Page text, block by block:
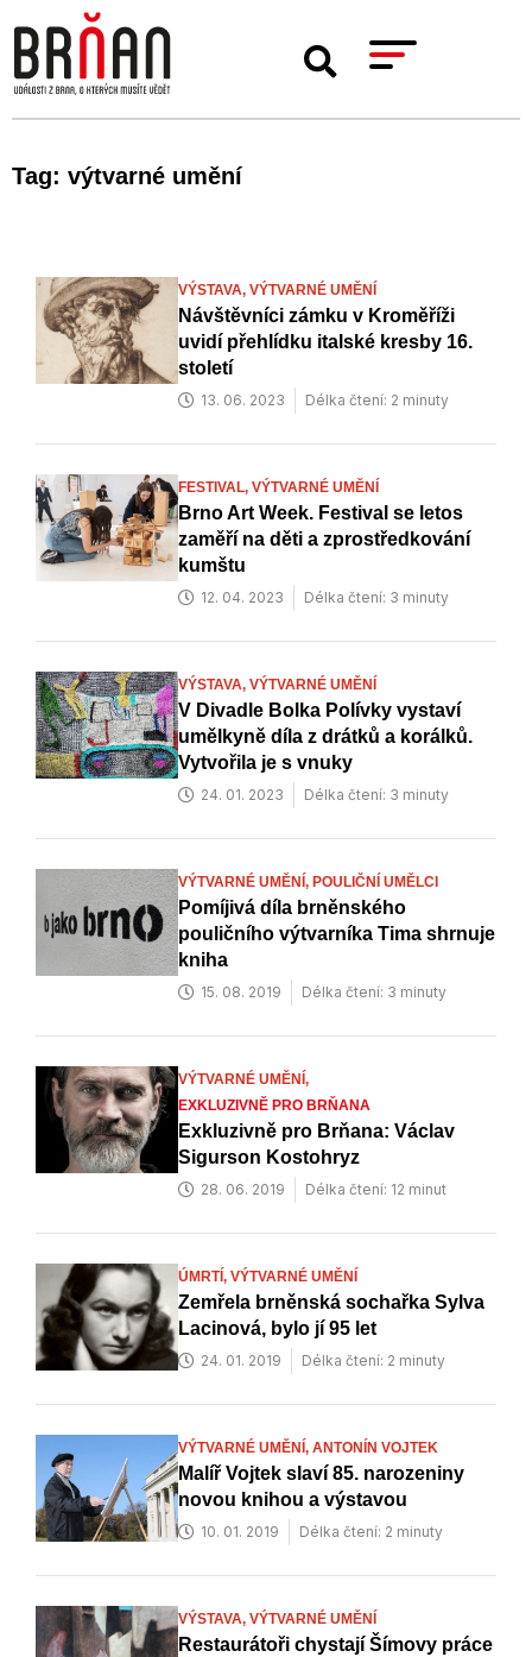
Tag: výtvarné umění
VÝSTAVA, VÝTVARNÉ UMĚNÍ
Návštěvníci zámku v Kroměříži
uvidí přehlídku italské kresby 16.
století
13. 06. 2023 Délka čtení: 2 minuty
FESTIVAL, VÝTVARNÉ UMĚNÍ
Brno Art Week. Festival se letos
zaměří na děti a zprostředkování
kumštu
12. 04. 2023 Délka čtení: 3 minuty
VÝSTAVA, VÝTVARNÉ UMĚNÍ
V Divadle Bolka Polívky vystaví
umělkyně díla z drátků a korálků.
Vytvořila je s vnuky
24. 01. 2023 Délka čtení: 3 minuty
VÝTVARNÉ UMĚNÍ, POULIČNÍ UMĚLCI
Pomíjivá díla brněnského
pouličního výtvarníka Tima shrnuje
kniha
15. 08. 2019 Délka čtení: 3 minuty
VÝTVARNÉ UMĚNÍ,
EXKLUZIVNĚ PRO BRŇANA
Exkluzivně pro Brňana: Václav
Sigurson Kostohryz
28. 06. 2019 Délka čtení: 12 minut
ÚMRTÍ, VÝTVARNÉ UMĚNÍ
Zemřela brněnská sochařka Sylva
Lacinová, bylo jí 95 let
24. 01. 2019 Délka čtení: 2 minuty
VÝTVARNÉ UMĚNÍ, ANTONÍN VOJTEK
Malíř Vojtek slaví 85. narozeniny
novou knihou a výstavou
10. 01. 2019 Délka čtení: 2 minuty
VÝSTAVA, VÝTVARNÉ UMĚNÍ
Restaurátoři chystají Šímovy práce